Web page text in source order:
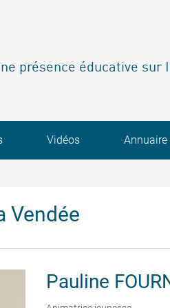
présence éducative sur
Vidéos Annuaire
Vendée
Pauline